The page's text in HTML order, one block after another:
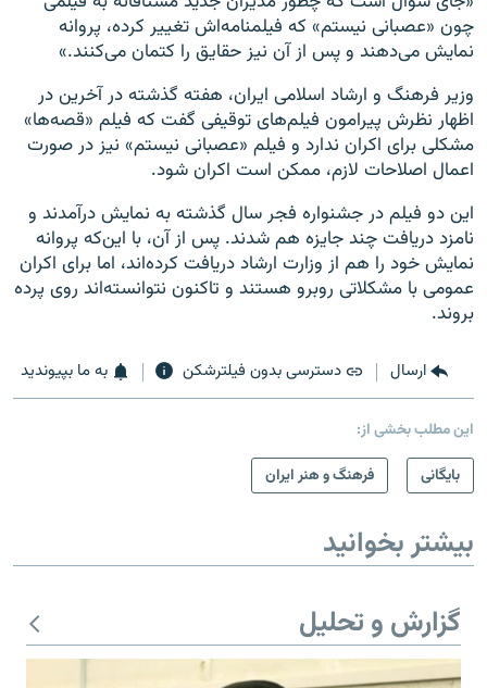
چون «عصبانی نیستم» که فیلمنامه‌اش تغییر کرده، پروانه
نمایش می‌دهند و پس از آن نیز حقایق را کتمان می‌کنند.»
وزیر فرهنگ و ارشاد اسلامی ایران، هفته گذشته در آخرین در
اظهار نظرش پیرامون فیلم‌های توقیفی گفت که فیلم «قصه‌ها»
مشکلی برای اکران ندارد و فیلم «عصبانی نیستم» نیز در صورت
اعمال اصلاحات لازم، ‌ممکن است اکران شود.
این دو فیلم در جشنواره فجر سال گذشته به نمایش درآمدند و
نامزد دریافت چند جایزه هم شدند. پس از آن، با ‌این‌که پروانه
نمایش خود را هم از وزارت ارشاد دریافت کرده‌اند، ‌اما برای اکران
عمومی با مشکلاتی روبرو هستند و تاکنون نتوانسته‌اند روی پرده
بروند.
ارسال دسترسی بدون فیلترشکن به ما بپیوندید
این مطلب بخشی از:
بایگانی
فرهنگ و هنر ایران
بیشتر بخوانید
گزارش و تحلیل